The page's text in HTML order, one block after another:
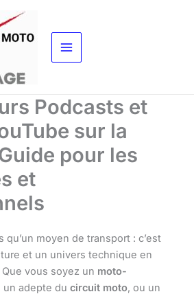
Podcasts et
sur la
pour les
et
qu’un moyen de transport : c’est
et un univers technique en
vous soyez un moto-
adepte du circuit moto, ou un